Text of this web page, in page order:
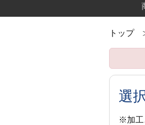
トップ≫
選
※加工